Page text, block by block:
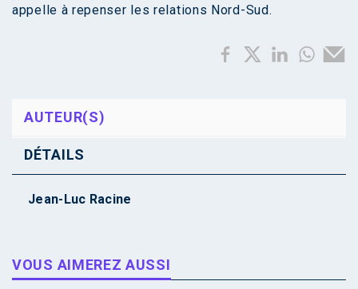
appelle à repenser les relations Nord-Sud.
AUTEUR(S)
DÉTAILS
Jean-Luc Racine
VOUS AIMEREZ AUSSI